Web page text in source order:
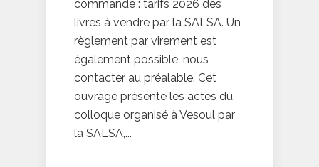
commande : tarifs 2026 des
livres à vendre par la SALSA. Un
règlement par virement est
également possible, nous
contacter au préalable. Cet
ouvrage présente les actes du
colloque organisé à Vesoul par
la SALSA,...